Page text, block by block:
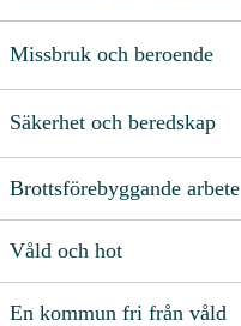
Missbruk och beroende
Säkerhet och beredskap
Brottsförebyggande arbete
Våld och hot
En kommun fri från våld